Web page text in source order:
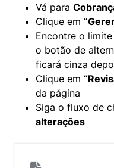
Vá para
Clique em
Encontre o
o botão de
ficará cinza
Clique em
da página
Siga o fluxo de
alterações